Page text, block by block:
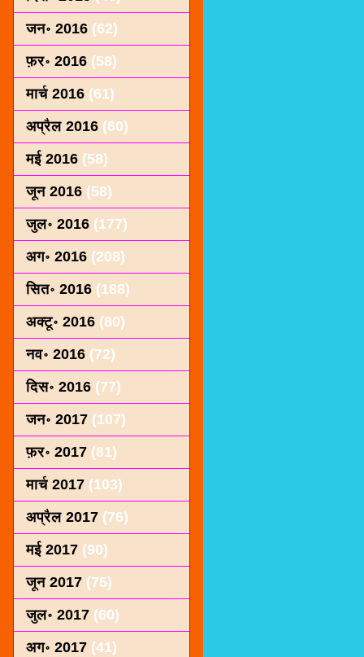
जन॰ 2016 (62)
फ़र॰ 2016 (58)
मार्च 2016 (61)
अप्रैल 2016 (60)
मई 2016 (58)
जून 2016 (58)
जुल॰ 2016 (177)
अग॰ 2016 (208)
सित॰ 2016 (188)
अक्टू॰ 2016 (80)
नव॰ 2016 (72)
दिस॰ 2016 (77)
जन॰ 2017 (107)
फ़र॰ 2017 (81)
मार्च 2017 (103)
अप्रैल 2017 (76)
मई 2017 (90)
जून 2017 (75)
जुल॰ 2017 (60)
अग॰ 2017 (41)